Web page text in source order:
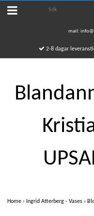
mail:
2-8 dagar
Home › Ingrid Atterberg - Vases ›